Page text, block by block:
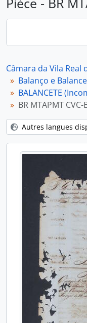
Câmara da Vila Real
Balanço e
BALANCETE
BR MTAPMT
Autres langues